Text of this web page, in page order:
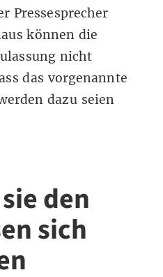
Pressesprecher
können die
nicht
das vorgenannte
dazu seien
den
sich